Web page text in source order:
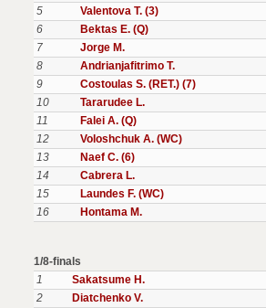
5
Valentova T. (3)
6
Bektas E. (Q)
7
Jorge M.
8
Andrianjafitrimo T.
9
Costoulas S. (RET.) (7)
10
Tararudee L.
11
Falei A. (Q)
12
Voloshchuk A. (WC)
13
Naef C. (6)
14
Cabrera L.
15
Laundes F. (WC)
16
Hontama M.
1/8-finals
1
Sakatsume H.
2
Diatchenko V.